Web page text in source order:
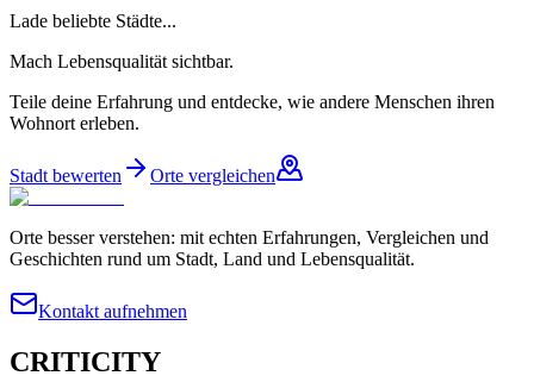
Lade beliebte Städte...
Mach Lebensqualität sichtbar.
Teile deine Erfahrung und entdecke, wie andere Menschen ihren
Wohnort erleben.
Stadt bewerten Orte vergleichen
Orte besser verstehen: mit echten Erfahrungen, Vergleichen und
Geschichten rund um Stadt, Land und Lebensqualität.
Kontakt aufnehmen
CRITICITY